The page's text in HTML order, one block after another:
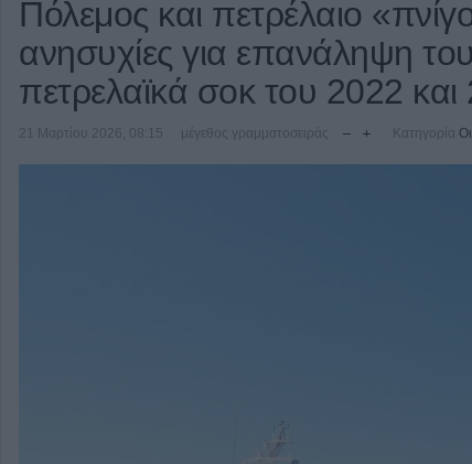
Πόλεμος και πετρέλαιο
ανησυχίες για επανάληψη
πετρελαϊκά σοκ του 2022 και
21 Μαρτίου 2026, 08:15 μέγεθος γραμματοσειράς Κατηγορία